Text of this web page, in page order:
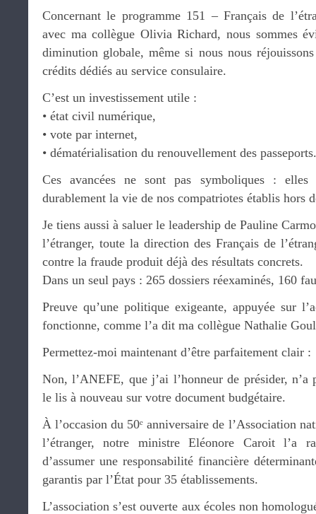
Concernant le programme 151 – Français de
avec ma collègue Olivia Richard, nous sommes
diminution globale, même si nous nous
crédits dédiés au service consulaire.
C’est un investissement utile :
• état civil numérique,
• vote par internet,
• dématérialisation du renouvellement des passeports.
Ces avancées ne sont pas symboliques : elles
durablement la vie de nos compatriotes établis hors
Je tiens aussi à saluer le leadership de Pauline
l’étranger, toute la direction des Français de
contre la fraude produit déjà des résultats concrets.
Dans un seul pays : 265 dossiers réexaminés, 160
Preuve qu’une politique exigeante, appuyée sur
fonctionne, comme l’a dit ma collègue Nathalie
Permettez-moi maintenant d’être parfaitement clair :
Non, l’ANEFE, que j’ai l’honneur de présider, n’a
le lis à nouveau sur votre document budgétaire.
À l’occasion du 50ᵉ anniversaire de l’Association
l’étranger, notre ministre Eléonore Caroit l’a
d’assumer une responsabilité financière
garantis par l’État pour 35 établissements.
L’association s’est ouverte aux écoles non